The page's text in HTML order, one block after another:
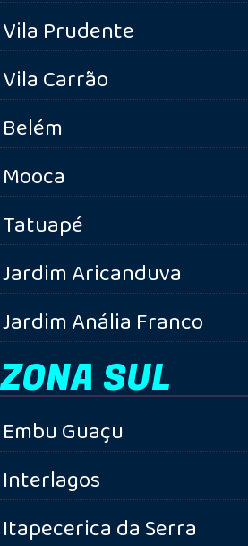
Vila Prudente
Vila Carrão
Belém
Mooca
Tatuapé
Jardim Aricanduva
Jardim Anália Franco
ZONA SUL
Embu Guaçu
Interlagos
Itapecerica da Serra